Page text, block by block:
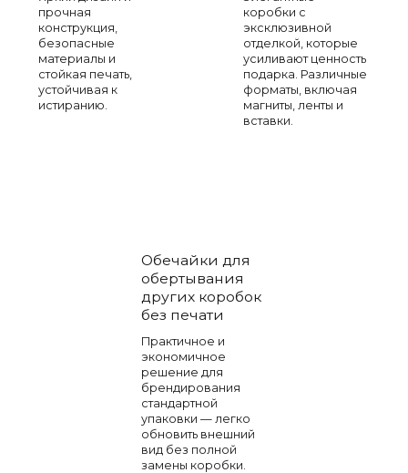
прочная
конструкция,
безопасные
материалы и
стойкая печать,
устойчивая к
истиранию.
коробки с
эксклюзивной
отделкой, которые
усиливают ценность
подарка. Различные
форматы, включая
магниты, ленты и
вставки.
Обечайки для
обертывания
других коробок
без печати
Практичное и
экономичное
решение для
брендирования
стандартной
упаковки — легко
обновить внешний
вид без полной
замены коробки.